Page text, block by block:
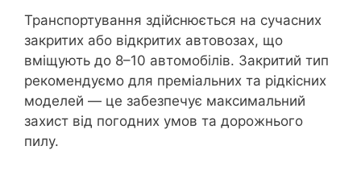
Транспортування здійснюється на сучасних
закритих або відкритих автовозах, що
вміщують до 8–10 автомобілів. Закритий тип
рекомендуємо для преміальних та рідкісних
моделей — це забезпечує максимальний
захист від погодних умов та дорожнього
пилу.